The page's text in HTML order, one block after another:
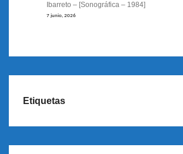
Ibarreto – [Sonográfica – 1984]
7 junio, 2026
Etiquetas